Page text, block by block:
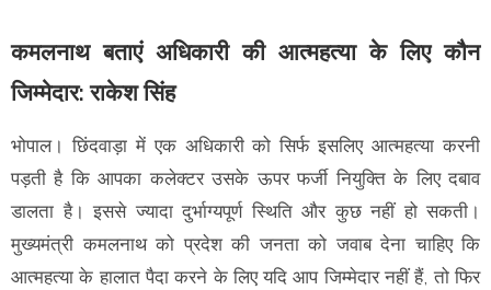
कमलनाथ बताएं अधिकारी की आत्महत्या के लिए कौन
जिम्मेदार: राकेश सिंह
भोपाल। छिंदवाड़ा में एक अधिकारी को सिर्फ इसलिए आत्महत्या करनी
पड़ती है कि आपका कलेक्टर उसके ऊपर फर्जी नियुक्ति के लिए दबाव
डालता है। इससे ज्यादा दुर्भाग्यपूर्ण स्थिति और कुछ नहीं हो सकती।
मुख्यमंत्री कमलनाथ को प्रदेश की जनता को जवाब देना चाहिए कि
आत्महत्या के हालात पैदा करने के लिए यदि आप जिम्मेदार नहीं हैं, तो फिर